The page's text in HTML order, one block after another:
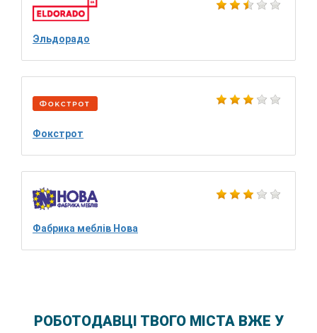
Эльдорадо
Фокстрот
Фабрика меблів Нова
РОБОТОДАВЦІ ТВОГО МІСТА ВЖЕ У